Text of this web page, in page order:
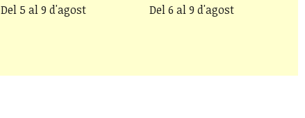
Del 5 al 9 d'agost Del 6 al 9 d'agost